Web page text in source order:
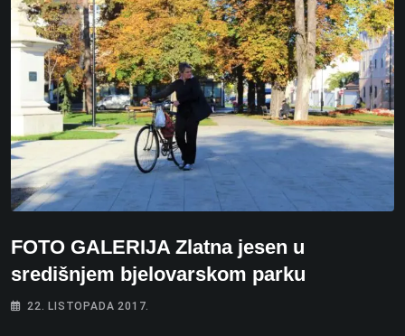
FOTO GALERIJA Zlatna jesen u
središnjem bjelovarskom parku
22. LISTOPADA 2017.